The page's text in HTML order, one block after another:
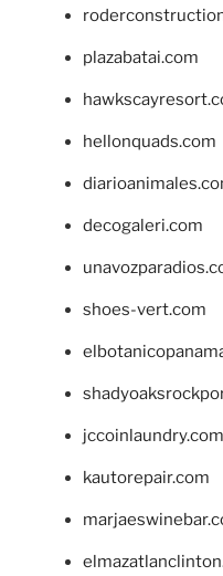
plazabatai.com
hellonquads.com
decogaleri.com
shoes-vert.com
jccoinlaundry.com
kautorepair.com